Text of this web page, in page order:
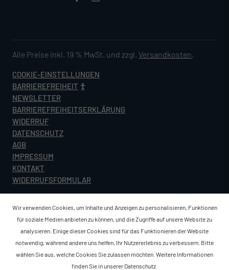
Alle Preise inkl. 19 % MwSt. und zzgl. Versandkosten.
COOKIE-EINSTELLUNGEN
BARRIEREFREIHEIT
NEWSLETTER
BARRIEREFREIHEITSERKLÄRUNG
WIDERRUF
DATENSCHUTZ
AGB
IMPRESSUM
KONTAKT
WIDERRUFSFORMULAR
Wir verwenden Cookies, um Inhalte und Anzeigen zu personalisieren, Funktionen
für soziale Medien anbieten zu können, und die Zugriffe auf unsere Website zu
analysieren. Einige dieser Cookies sind für das Funktionieren der Website
notwendig, während andere uns helfen, Ihr Nutzererlebnis zu verbessern. Bitte
wählen Sie aus, welche Cookies Sie zulassen möchten. Weitere Informationen
finden Sie in unserer Datenschutz